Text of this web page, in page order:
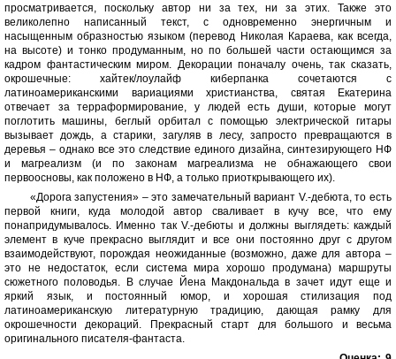
просматривается, поскольку автор ни за тех, ни за этих. Также это
великолепно написанный текст, с одновременно энергичным и
насыщенным образностью языком (перевод Николая Караева, как всегда,
на высоте) и тонко продуманным, но по большей части остающимся за
кадром фантастическим миром. Декорации поначалу очень, так сказать,
окрошечные: хайтек/лоулайф киберпанка сочетаются с
латиноамериканскими вариациями христианства, святая Екатерина
отвечает за терраформирование, у людей есть души, которые могут
поглотить машины, беглый орбитал с помощью электрической гитары
вызывает дождь, а старики, загуляв в лесу, запросто превращаются в
деревья – однако все это следствие единого дизайна, синтезирующего НФ
и магреализм (и по законам магреализма не обнажающего свои
первоосновы, как положено в НФ, а только приоткрывающего их).
«Дорога запустения» – это замечательный вариант V.-дебюта, то есть
первой книги, куда молодой автор сваливает в кучу все, что ему
понапридумывалось. Именно так V.-дебюты и должны выглядеть: каждый
элемент в куче прекрасно выглядит и все они постоянно друг с другом
взаимодействуют, порождая неожиданные (возможно, даже для автора –
это не недостаток, если система мира хорошо продумана) маршруты
сюжетного половодья. В случае Йена Макдональда в зачет идут еще и
яркий язык, и постоянный юмор, и хорошая стилизация под
латиноамериканскую литературную традицию, дающая рамку для
окрошечности декораций. Прекрасный старт для большого и весьма
оригинального писателя-фантаста.